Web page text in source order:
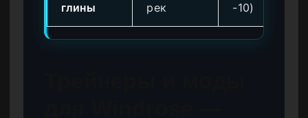
глины
рек
-10)